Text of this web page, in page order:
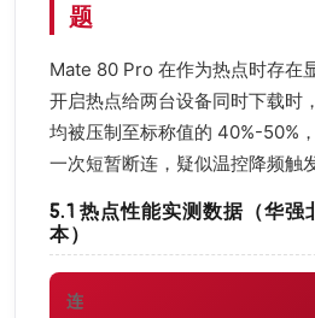
题
Mate 80 Pro 在作为热点时存在
开启热点给两台设备同时下载时
均被压制至标称值的 40%-50%
一次短暂断连，疑似温控降频触
5.1 热点性能实测数据（华
本）
连